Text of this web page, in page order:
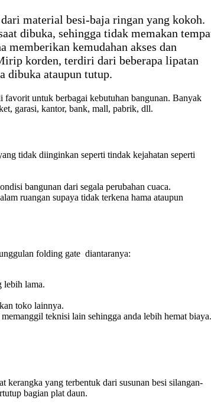
material besi-baja ringan yang kokoh.
dibuka, sehingga tidak memakan
memberikan kemudahan akses dan
korden, terdiri dari beberapa lipatan
dibuka ataupun tutup.
untuk berbagai kebutuhan bangunan. Banyak
garasi, kantor, bank, mall, pabrik, dll.
tidak diinginkan seperti tindak kejahatan seperti
bangunan dari segala perubahan cuaca.
ruangan supaya tidak terkena hama ataupun
folding gate diantaranya:
lebih lama.
toko lainnya.
teknisi lain sehingga anda lebih hemat biaya.
yang terbentuk dari susunan besi silangan-
bagian plat daun.